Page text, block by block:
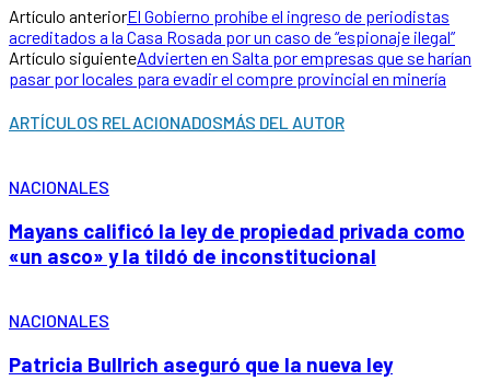
Artículo anteriorEl Gobierno prohíbe el ingreso de periodistas
acreditados a la Casa Rosada por un caso de “espionaje ilegal”
Artículo siguienteAdvierten en Salta por empresas que se harían
pasar por locales para evadir el compre provincial en minería
ARTÍCULOS RELACIONADOSMÁS DEL AUTOR
NACIONALES
Mayans calificó la ley de propiedad privada como
«un asco» y la tildó de inconstitucional
NACIONALES
Patricia Bullrich aseguró que la nueva ley